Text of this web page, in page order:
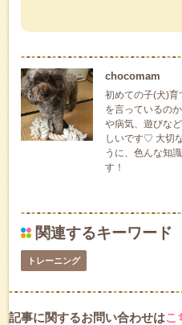
chocomam
初めての子(犬)
を言っているの
や病気、遊びな
しいです♡ 大切
うに、色んな知
す！
関連するキーワード
トレーニング
記事に関するお問い合わせはこ